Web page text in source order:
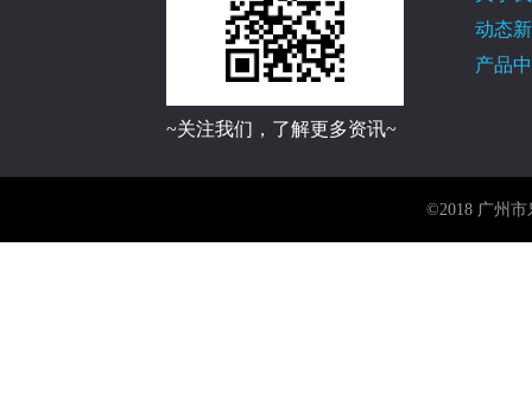
~关注我们，了解更多资讯~
动态
产品
©2018 广州